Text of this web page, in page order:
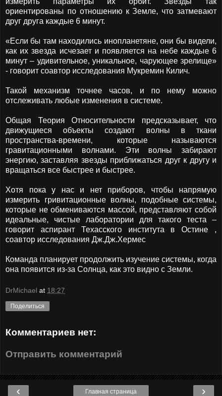
ориентированы по отношению к Земле, что затмевают
друг друга каждые 6 минут.
«Если бы там находились инопланетяне, они бы видели,
как их звезда исчезает и появляется на небе каждые 6
минут – удивительное, уникальное, чарующее зрелище»
- говорит соавтор исследования Мукремин Килич.
Такой механизм точнее часов, и по нему можно
отслеживать любые изменения в системе.
Общая Теория Относительности предсказывает, что
движущиеся объекты создают волны в ткани
пространства-времени, которые называются
гравитационными волнами. Эти волны забирают
энергию, заставляя звезды приближаться друг к другу и
вращаться все быстрее и быстрее.
Хотя пока у нас и нет приборов, чтобы напрямую
измерить гривитационные волны, подобные системы,
которые не обмениваются массой, представляют собой
идеальные, чистые лаборатории для такого теста –
говорит аспирант Техасского института в Остине ,
соавтор исследования Дж.Дж.Хермес
Команда планирует продолжить изучение системы, когда
она появится из-за Солнца, как это видно с Земли.
DrMichael at 18:27
Поделиться
Комментариев нет:
Отправить комментарий
‹ ›
Главная страница